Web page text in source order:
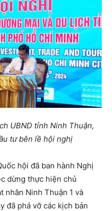
UBND tỉnh Ninh Thuận,
tư bên lề hội nghị
hội đã ban hành Nghị
dừng thực hiện chủ
nhân Ninh Thuận 1 và
đã phá vỡ các kịch bản